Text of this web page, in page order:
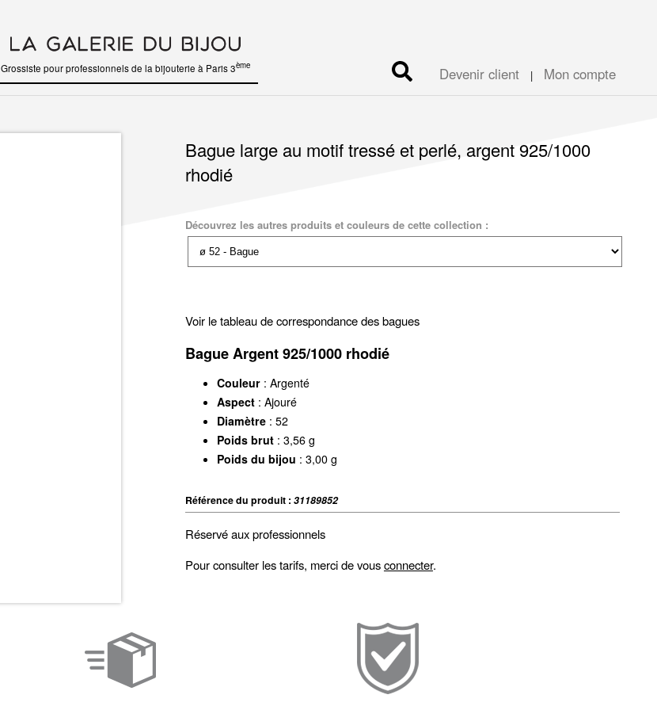
Devenir client | Mon compte
Grossiste pour professionnels de la bijouterie à Paris 3ème
Bague large au motif tressé et perlé, argent 925/1000
rhodié
Découvrez les autres produits et couleurs de cette collection :
Voir le tableau de correspondance des bagues
Bague Argent 925/1000 rhodié
Couleur: Argenté
Aspect: Ajouré
Diamètre: 52
Poids brut: 3,56 g
Poids du bijou : 3,00 g
Référence du produit : 31189852
Réservé aux professionnels
Pour consulter les tarifs, merci de vousconnecter.